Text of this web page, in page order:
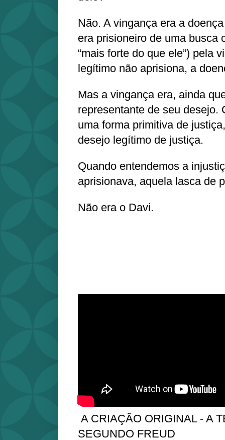
Não. A vingança era a
era prisioneiro de uma busca
“mais forte do que ele”) pela
legítimo não aprisiona, a
Mas a vingança era, ainda
representante de seu desejo.
uma forma primitiva de
desejo legítimo de justiça.
Quando entendemos a
aprisionava, aquela lasca de
Não era o Davi.
A CRIAÇÃO ORIGINAL - A
SEGUNDO FREUD